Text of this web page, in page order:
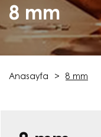
8 mm
Anasayfa 8 mm